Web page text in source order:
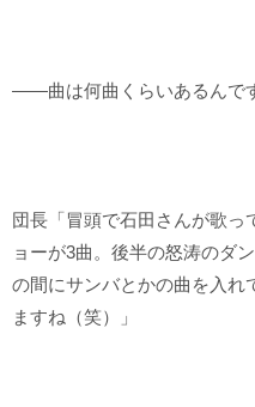
――曲は何曲くらいあるんで
団長「冒頭で石田さんが歌っ
ョーが3曲。後半の怒涛のダ
の間にサンバとかの曲を入れ
ますね（笑）」